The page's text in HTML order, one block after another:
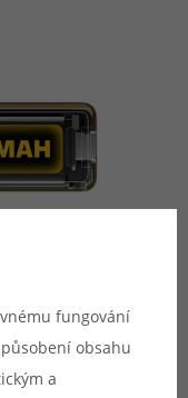
fungování
obsahu
a